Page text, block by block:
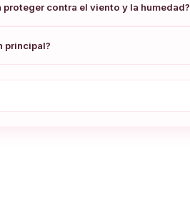
contra el viento y la humedad?
principal?